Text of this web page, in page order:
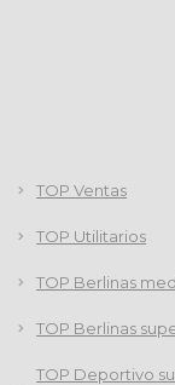
TOP Ventas
TOP Utilitarios
TOP Berlinas
TOP Berlinas
TOP Deportivo